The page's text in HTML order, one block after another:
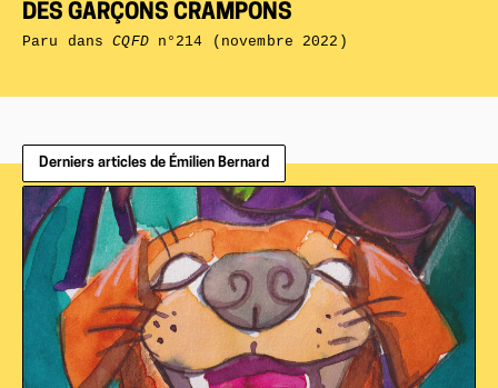
DES GARÇONS CRAMPONS
Paru dansCQFDn°214 (novembre 2022)
Derniers articles de Émilien Bernard